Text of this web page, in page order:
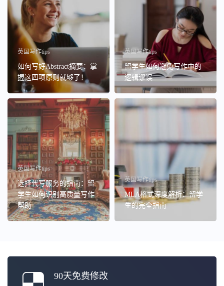
英国写作tips
如何写好Abstract摘要：掌
握这四项原则就够了！
英国写作tips
留学生如何避免写作中的
逻辑谬误
英国写作tips
选择代写服务的指南：留
学生如何识别高质量写作
帮助
英国写作tips
MLA格式深度解析：留学
生的完全指南
90天免费修改